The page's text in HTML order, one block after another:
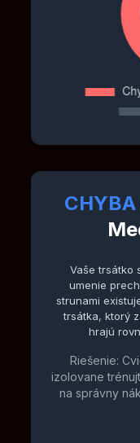
Vaše trsátko
umenie
strunami
trsátka, ktorý
hrajú
Riešenie:
izolovane
na správny